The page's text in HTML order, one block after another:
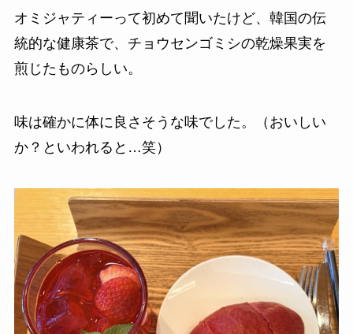
オミジャティーって初めて聞いたけど、韓国の伝
統的な健康茶で、チョウセンゴミシの乾燥果実を
煎じたものらしい。
味は確かに体に良さそうな味でした。（おいしい
か？といわれると…笑）